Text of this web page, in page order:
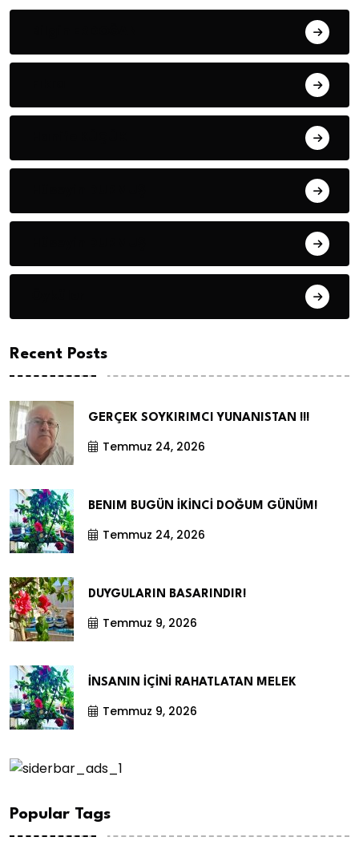
Recent Posts
GERÇEK SOYKIRIMCI YUNANISTAN !!!
Temmuz 24, 2026
BENIM BUGÜN İKİNCİ DOĞUM GÜNÜM!
Temmuz 24, 2026
DUYGULARIN BASARINDIR!
Temmuz 9, 2026
İNSANIN İÇİNİ RAHATLATAN MELEK
Temmuz 9, 2026
Popular Tags